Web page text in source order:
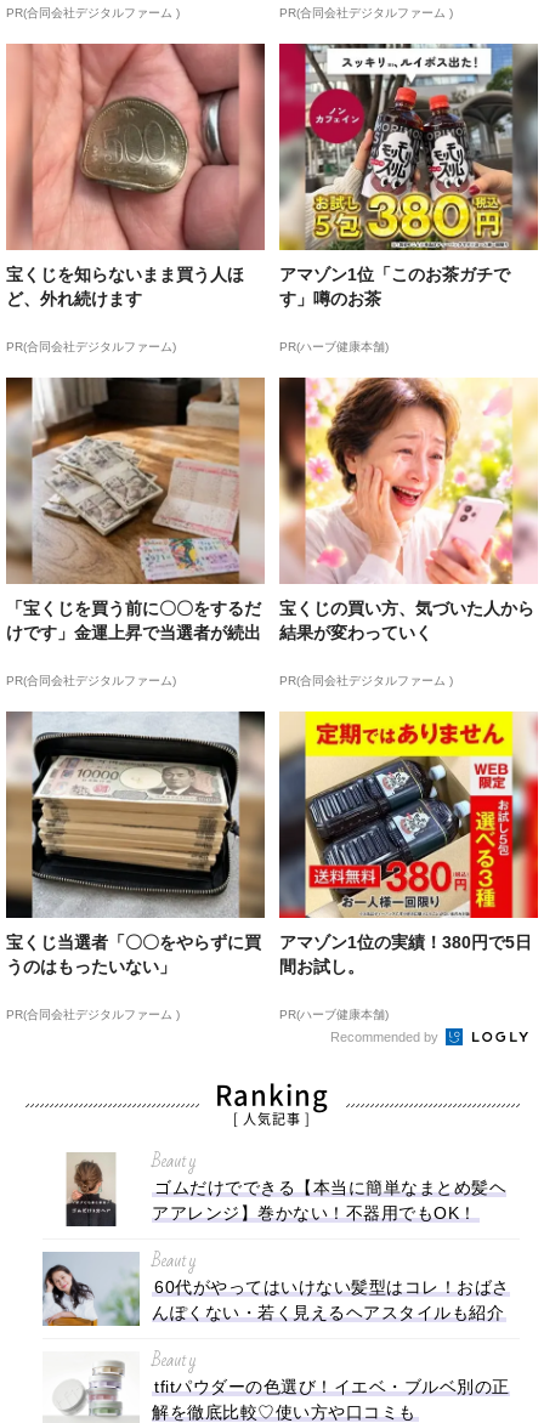
PR(合同会社デジタルファーム ) PR(合同会社デジタルファーム )
宝くじを知らないまま買う人ほ
ど、外れ続けます
PR(合同会社デジタルファーム)
アマゾン1位「このお茶ガチで
す」噂のお茶
PR(ハーブ健康本舗)
「宝くじを買う前に〇〇をするだ
けです」金運上昇で当選者が続出
PR(合同会社デジタルファーム)
宝くじの買い方、気づいた人から
結果が変わっていく
PR(合同会社デジタルファーム )
宝くじ当選者「〇〇をやらずに買
うのはもったいない」
PR(合同会社デジタルファーム )
アマゾン1位の実績！380円で5日
間お試し。
PR(ハーブ健康本舗)
Recommended by
Ranking
[ 人気記事 ]
Beauty
ゴムだけでできる【本当に簡単なまとめ髪ヘ
アアレンジ】巻かない！不器用でもOK！
Beauty
60代がやってはいけない髪型はコレ！おばさ
んぽくない・若く見えるヘアスタイルも紹介
Beauty
tfitパウダーの色選び！イエベ・ブルベ別の正
解を徹底比較♡使い方や口コミも